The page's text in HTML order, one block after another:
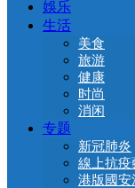
娛乐
生活
美食
旅游
健康
时尚
消闲
专题
新冠肺炎
線上抗疫
港版國安